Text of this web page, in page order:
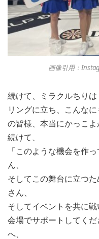
画像引用：
続けて、ミラクルちり
リングに立ち、こんな
の皆様、本当にかっこよ
続けて、
「このような機会を作
ん、
そしてこの舞台に立つ
さん、
そしてイベントを共に戦
会場でサポートしてく
へ、